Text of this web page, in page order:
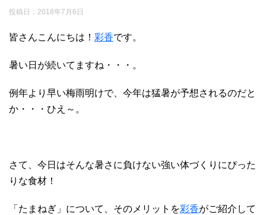
投稿日： 2018年7月6日
皆さんこんにちは！ 彩香です。
暑い日が続いてますね・・・。
例年より早い梅雨明けで、今年は猛暑が予想されるのだと
か・・・ひえ～。
さて、今日はそんな暑さに負けない強い体づくりにぴった
りな食材！
「たまねぎ」について、そのメリットを彩香がご紹介して